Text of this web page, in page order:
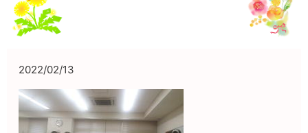
2022/02/13